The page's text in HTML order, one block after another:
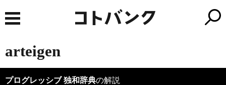
arteigen
プログレッシブ 独和辞典の解説